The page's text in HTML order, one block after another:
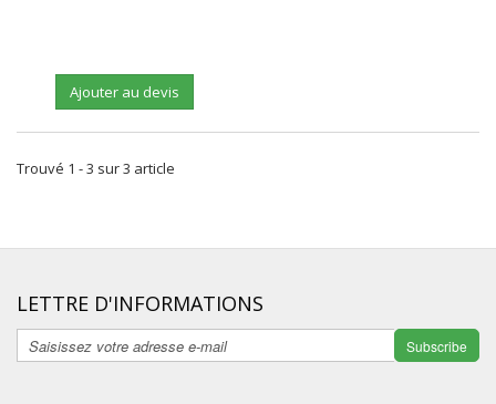
Ajouter au devis
Trouvé 1 - 3 sur 3 article
LETTRE D'INFORMATIONS
Subscribe